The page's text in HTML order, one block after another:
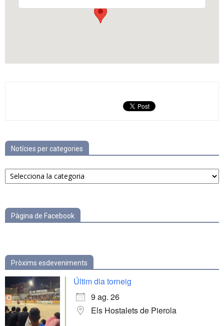
Notícies per categories
Notícies
per
Pàgina de Facebook
Pròxims esdeveniments
Últim dia torneig
9 ag. 26
Els Hostalets de Pierola